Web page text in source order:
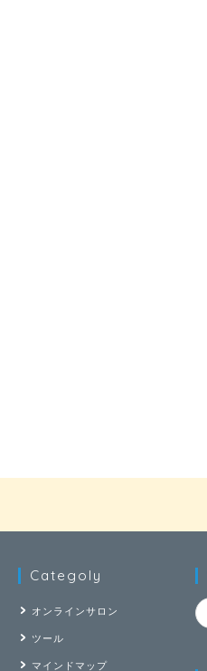
Categoly
オンラインサロン
ツール
マインドマップ